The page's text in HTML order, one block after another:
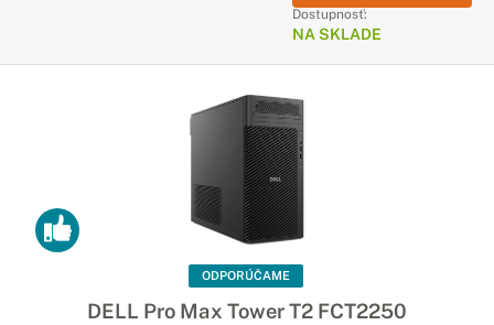
Dostupnosť:
NA SKLADE
ODPORÚČAME
DELL Pro Max Tower T2 FCT2250